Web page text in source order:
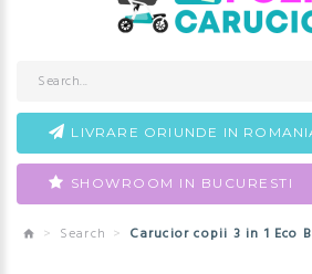
LIVRARE ORIUNDE IN
SHOWROOM IN BUCURESTI
Search Carucior copii 3 in 1 Eco